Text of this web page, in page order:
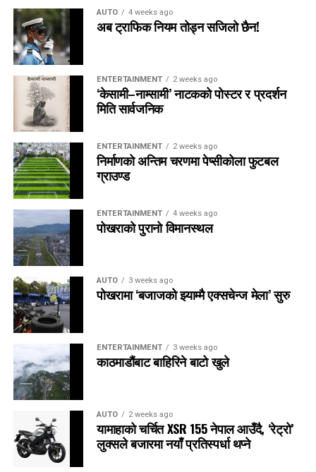
RELATED TOPICS:
AUTO 4 weeks ago
अब ट्राफिक नियम तोड्न सजिलो छैन!
ENTERTAINMENT 2 weeks ago
‘केसामी–नाम्सामी’ नाटकको पोस्टर र प्रदर्शन
मिति सार्वजनिक
ENTERTAINMENT 2 weeks ago
निर्माणको अन्तिम चरणमा पेप्सीकोला फुटबल
ग्राउण्ड
ENTERTAINMENT 4 weeks ago
पोखराको पुरानो विमानस्थल
AUTO 3 weeks ago
पोखरामा ‘बजाजको झ्याम्मै एक्सचेन्ज मेला’ सुरु
ENTERTAINMENT 3 weeks ago
काठमाडौंबाट बाहिरिने बाटो खुले
AUTO 2 weeks ago
यामाहाको चर्चित XSR 155 नेपाल आउँदै, ‘रेट्रो’
लुक्सले बजारमा नयाँ प्रतिस्पर्धा थप्ने